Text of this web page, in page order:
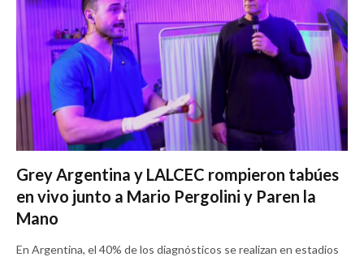
Grey Argentina y LALCEC rompieron tabúes
en vivo junto a Mario Pergolini y Paren la
Mano
En Argentina, el 40% de los diagnósticos se realizan en estadios